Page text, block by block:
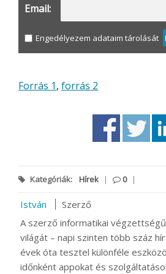
Email:
Engedélyezem adataim tárolását
Forrás 1, forrás 2
Kategóriák: Hírek | 0 |
István
Szerző
A szerző informatikai
világát – napi szinten több száz
évek óta tesztel különféle
időnként appokat és